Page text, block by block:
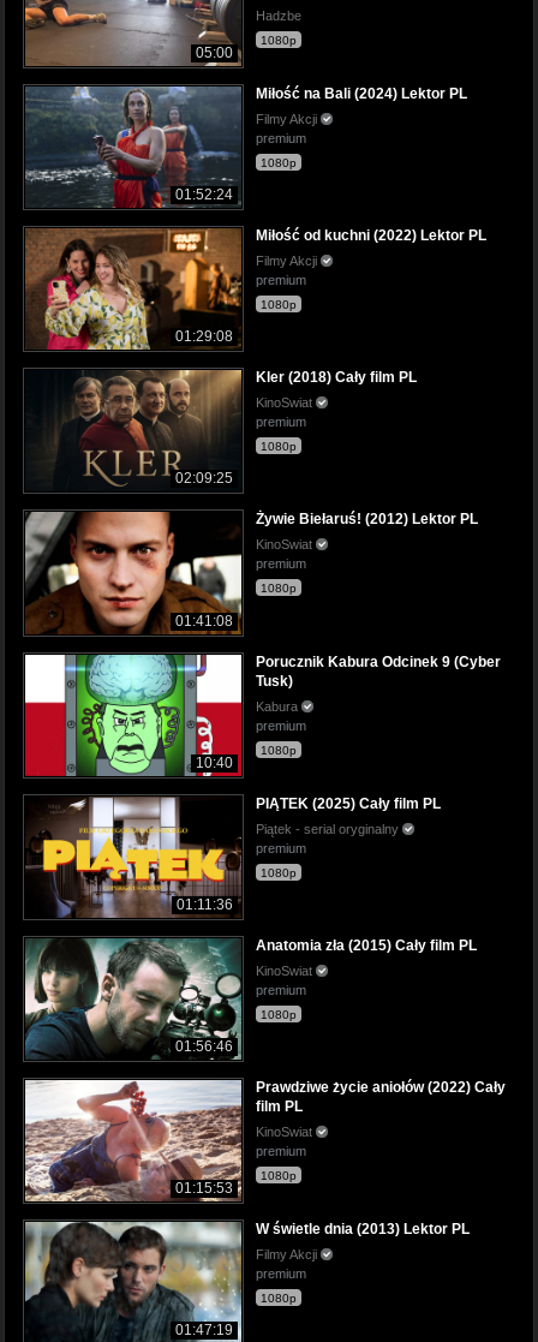
05:00
Hadzbe
1080p
01:52:24
Miłość na Bali (2024) Lektor PL
Filmy Akcji
premium
1080p
01:29:08
Miłość od kuchni (2022) Lektor PL
Filmy Akcji
premium
1080p
02:09:25
Kler (2018) Cały film PL
KinoSwiat
premium
1080p
01:41:08
Żywie Biełaruś! (2012) Lektor PL
KinoSwiat
premium
1080p
10:40
Porucznik Kabura Odcinek 9 (Cyber
Tusk)
Kabura
premium
1080p
01:11:36
PIĄTEK (2025) Cały film PL
Piątek - serial oryginalny
premium
1080p
01:56:46
Anatomia zła (2015) Cały film PL
KinoSwiat
premium
1080p
01:15:53
Prawdziwe życie aniołów (2022) Cały
film PL
KinoSwiat
premium
1080p
01:47:19
W świetle dnia (2013) Lektor PL
Filmy Akcji
premium
1080p